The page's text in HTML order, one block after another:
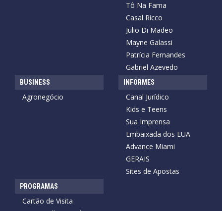
Tô Na Fama
Casal Ricco
Julio Di Madeo
Mayne Galassi
Patrícia Fernandes
Gabriel Azevedo
BUSINESS
Agronegócio
INFORMES
Canal Jurídico
Kids e Teens
Sua Imprensa
Embaixada dos EUA
Advance Miami
GERAIS
Sites de Apostas
PROGRAMAS
Cartão de Visita